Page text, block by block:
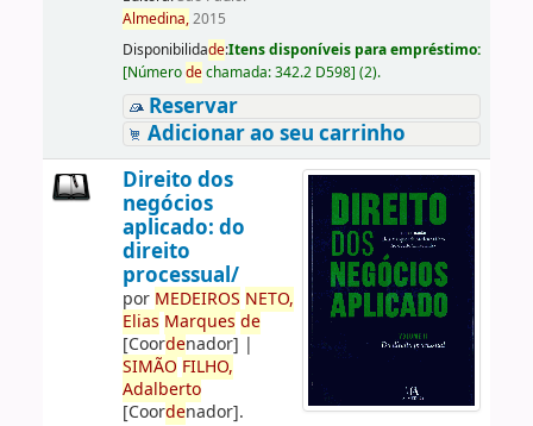
Almedina,2015
Disponibilidade:Itens disponíveis para empréstimo:
[Númerodechamada:342.2 D598] (2).
Reservar
Adicionar ao seu carrinho
Direito dos
negócios
aplicado: do
direito
processual/
por MEDEIROS NETO,
Elias Marques de
[Coordenador] |
SIMÃO FILHO,
Adalberto
[Coordenador].